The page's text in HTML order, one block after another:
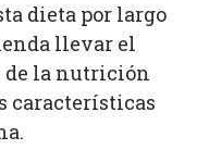
dieta por largo
llevar el
de la nutrición
características